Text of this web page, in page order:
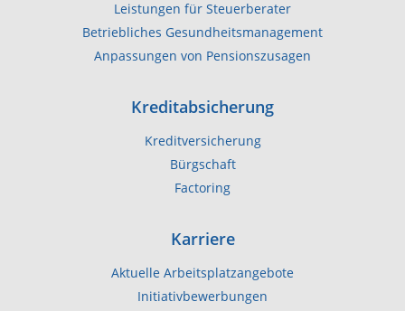
Leistungen für Steuerberater
Betriebliches Gesundheitsmanagement
Anpassungen von Pensionszusagen
Kreditabsicherung
Kreditversicherung
Bürgschaft
Factoring
Karriere
Aktuelle Arbeitsplatzangebote
Initiativbewerbungen